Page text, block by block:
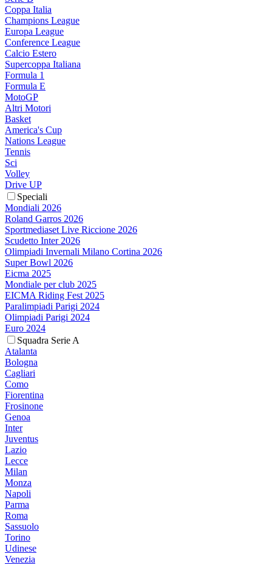
Coppa Italia
Champions League
Europa League
Conference League
Calcio Estero
Supercoppa Italiana
Formula 1
Formula E
MotoGP
Altri Motori
Basket
America's Cup
Nations League
Tennis
Sci
Volley
Drive UP
Speciali
Mondiali 2026
Roland Garros 2026
Sportmediaset Live Riccione 2026
Scudetto Inter 2026
Olimpiadi Invernali Milano Cortina 2026
Super Bowl 2026
Eicma 2025
Mondiale per club 2025
EICMA Riding Fest 2025
Paralimpiadi Parigi 2024
Olimpiadi Parigi 2024
Euro 2024
Squadra Serie A
Atalanta
Bologna
Cagliari
Como
Fiorentina
Frosinone
Genoa
Inter
Juventus
Lazio
Lecce
Milan
Monza
Napoli
Parma
Roma
Sassuolo
Torino
Udinese
Venezia